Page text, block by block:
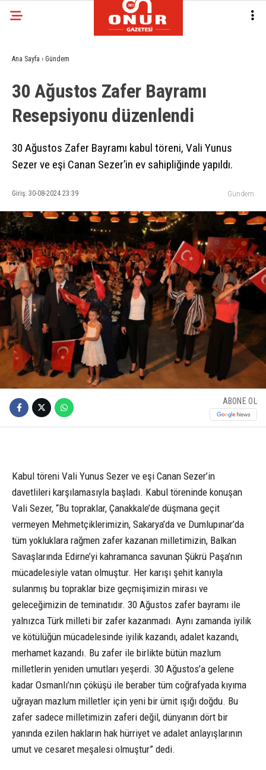
Ana Sayfa › Gündem
30 Ağustos Zafer Bayramı
Resepsiyonu düzenlendi
30 Ağustos Zafer Bayramı kabul töreni, Vali Yunus
Sezer ve eşi Canan Sezer’in ev sahipliğinde yapıldı.
Giriş: 30-08-2024 23:39 Gündem
ABONE OL
Kabul töreni Vali Yunus Sezer ve eşi Canan Sezer’in
davetlileri karşılamasıyla başladı. Kabul töreninde konuşan
Vali Sezer, “Bu topraklar, Çanakkale’de düşmana geçit
vermeyen Mehmetçiklerimizin, Sakarya’da ve Dumlupınar’da
tüm yokluklara rağmen zafer kazanan milletimizin, Balkan
Savaşlarında Edirne’yi kahramanca savunan Şükrü Paşa’nın
mücadelesiyle vatan olmuştur. Her karışı şehit kanıyla
sulanmış bu topraklar bize geçmişimizin mirası ve
geleceğimizin de teminatıdır. 30 Ağustos zafer bayramı ile
yalnızca Türk milleti bir zafer kazanmadı. Aynı zamanda iyilik
ve kötülüğün mücadelesinde iyilik kazandı, adalet kazandı,
merhamet kazandı. Bu zafer ile birlikte bütün mazlum
milletlerin yeniden umutları yeşerdi. 30 Ağustos’a gelene
kadar Osmanlı’nın çöküşü ile beraber tüm coğrafyada kıyıma
uğrayan mazlum milletler için yeni bir ümit ışığı doğdu. Bu
zafer sadece milletimizin zaferi değil, dünyanın dört bir
yanında ezilen hakların hak hürriyet ve adalet anlayışlarının
umut ve cesaret meşalesi olmuştur” dedi.